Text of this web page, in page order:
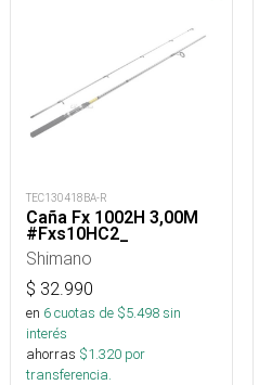
TEC130418BA-R
Caña Fx 1002H 3,00M
#Fxs10HC2_
Shimano
$ 32.990
en 6cuotas de $5.498sin
interés
ahorras $1.320 por
transferencia.